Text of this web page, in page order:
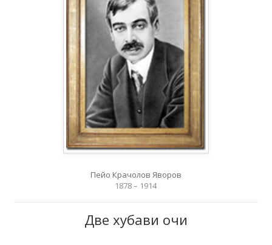
Пейо Крачолов Яворов
1878 – 1914
Две хубави очи